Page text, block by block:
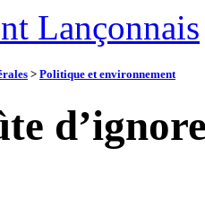
Lançonnais
> Politique et environnement